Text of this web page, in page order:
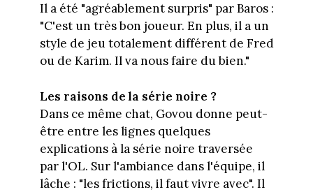
Il a été "agréablement surpris" par Baros :
"C'est un très bon joueur. En plus, il a un
style de jeu totalement différent de Fred
ou de Karim. Il va nous faire du bien."
Les raisons de la série noire ?
Dans ce même chat, Govou donne peut-
être entre les lignes quelques
explications à la série noire traversée
par l'OL. Sur l'ambiance dans l'équipe, il
lâche : "les frictions, il faut vivre avec". Il